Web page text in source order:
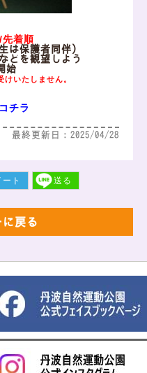
着順
は保護者同伴）
どを観望しよう
始
いたしません。
チラ
最終更新日：2025/04/28
ート 送る
に戻る